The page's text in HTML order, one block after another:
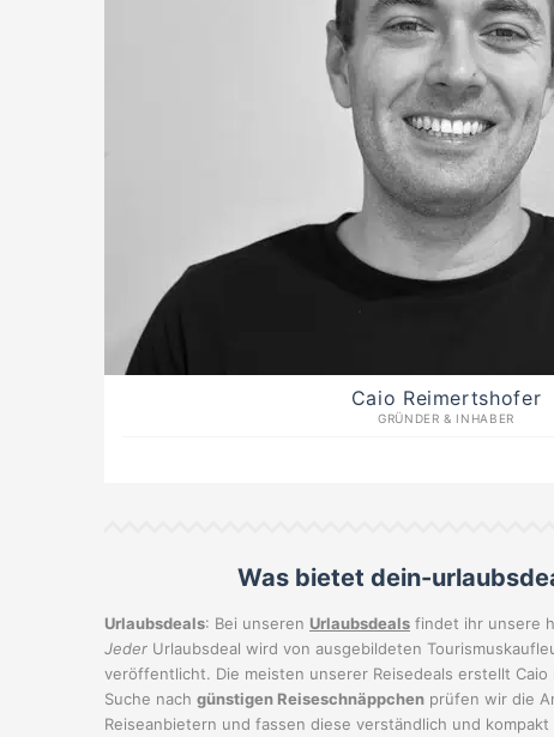
Caio Reimertshofer
GRÜNDER & INHABER
Was bietet dein-
Urlaubsdeals: Bei unseren Urlaubsdeals findet ihr unsere
Jeder Urlaubsdeal wird von ausgebildeten
veröffentlicht. Die meisten unserer Reisedeals erstellt
Suche nach günstigen Reiseschnäppchen prüfen wir die
Reiseanbietern und fassen diese verständlich und